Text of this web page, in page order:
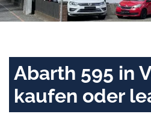
Abarth 595 in
kaufen oder